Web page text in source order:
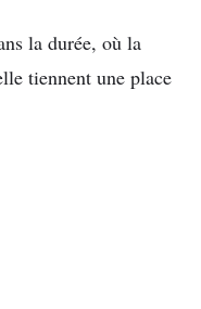
la durée, où la
tiennent une place